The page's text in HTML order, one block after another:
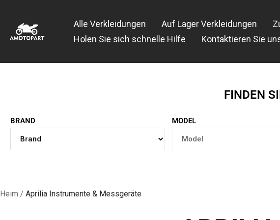
Inhalt
springen
Alle Verkleidungen Auf Lager Verkleidungen
Holen Sie sich schnelle Hilfe
Kontaktieren Sie
FINDEN
BRAND MODEL
Heim Aprilia Instrumente & Messgeräte